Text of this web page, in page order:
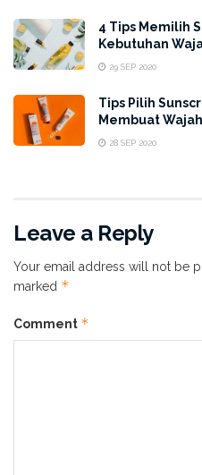
TruWhite Activator Body
merupakan produk dari
kandungan yang diperlukan
Dengan kandungan
meningkatkan sintesis
hiperpigmentasi, dan
Kulit Kering
4 Tips Memilih
Kebutuhan
29 SEP 2020
Tips Pilih
Membuat
28 SEP 2020
Leave a Reply
Your email address will not be
marked *
Comment *